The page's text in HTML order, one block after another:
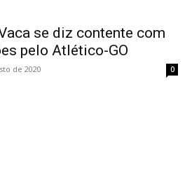
se diz contente com
pelo Atlético-GO
de 2020 0